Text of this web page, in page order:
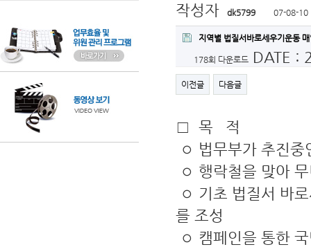
작성자 dk5799 07-08-10
지역별 법질서바로세우기운동
178회 다운로드 DATE :
이전글 다음글
□ 목 적
◦ 법무부가 추진중
◦ 행락철을 맞아
◦ 기초 법질서 바
를 조성
◦ 캠페인을 통한